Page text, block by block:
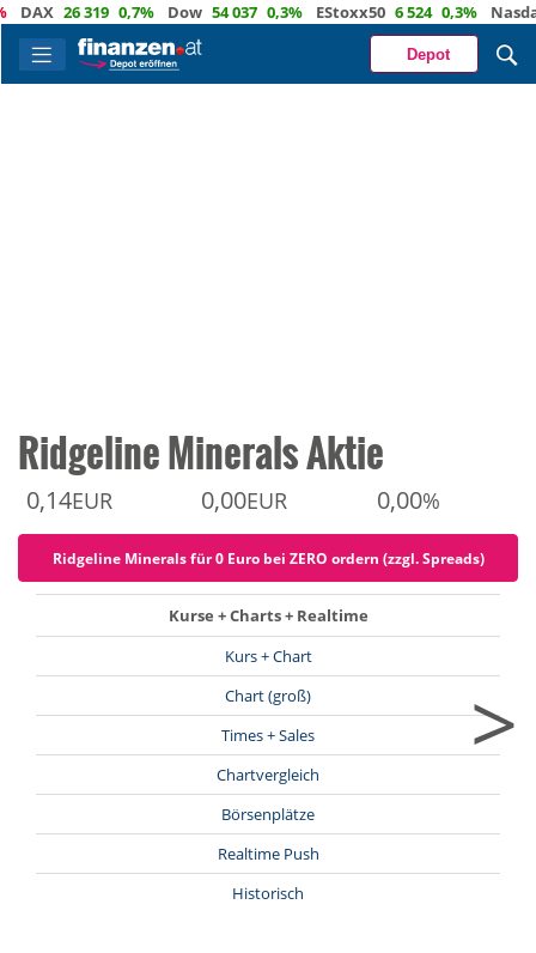
26 319 0,7% Dow 54 037 0,3% EStoxx50 6 524 0,3% Nasdaq
Depot
Ridgeline Minerals Aktie
0,14EUR 0,00EUR 0,00%
Ridgeline Minerals für 0 Euro bei ZERO ordern (zzgl. Spreads)
Kurse + Charts + Realtime
Kurs + Chart
Chart (groß)
Times + Sales
Chartvergleich
Börsenplätze
Realtime Push
Historisch
>